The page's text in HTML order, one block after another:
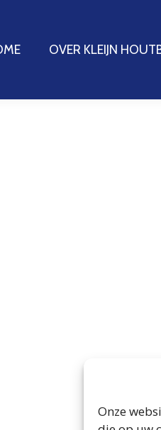
Onze
OVER KLEIJN
OVER KLEIJN